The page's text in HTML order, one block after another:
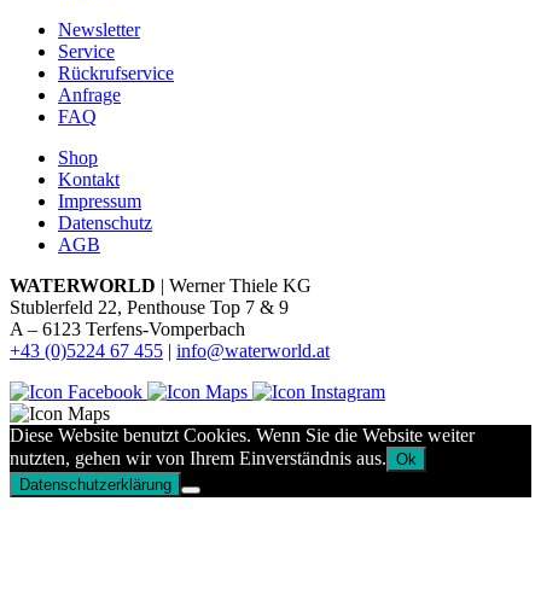
Newsletter
Service
Rückrufservice
Anfrage
FAQ
Shop
Kontakt
Impressum
Datenschutz
AGB
WATERWORLD | Werner Thiele KG
Stublerfeld 22, Penthouse Top 7 & 9
A – 6123 Terfens-Vomperbach
+43 (0)5224 67 455 | info@waterworld.at
Diese Website benutzt Cookies. Wenn Sie die Website weiter
nutzten, gehen wir von Ihrem Einverständnis aus. Ok
Datenschutzerklärung